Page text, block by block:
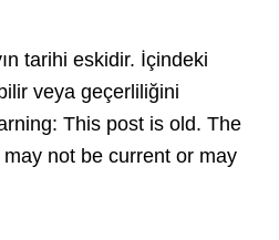
tarihi eskidir. İçindeki
veya geçerliliğini
This post is old. The
not be current or may